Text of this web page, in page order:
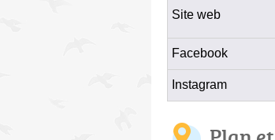
Site web
Facebook
Instagram